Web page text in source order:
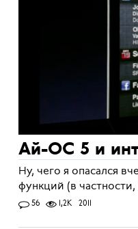
Ай-ОС 5 и
Ну, чего я опасался
функций (в частности,
56 1,2K 2011